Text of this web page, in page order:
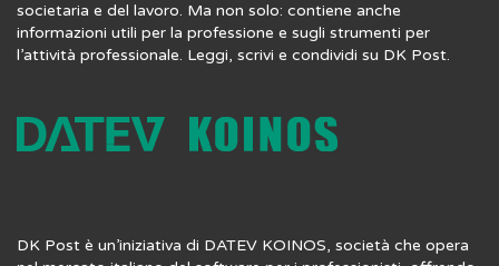
societaria e del lavoro. Ma non solo: contiene anche
informazioni utili per la professione e sugli strumenti per
l’attività professionale. Leggi, scrivi e condividi su DK Post.
DK Post è un’iniziativa di DATEV KOINOS, società che opera